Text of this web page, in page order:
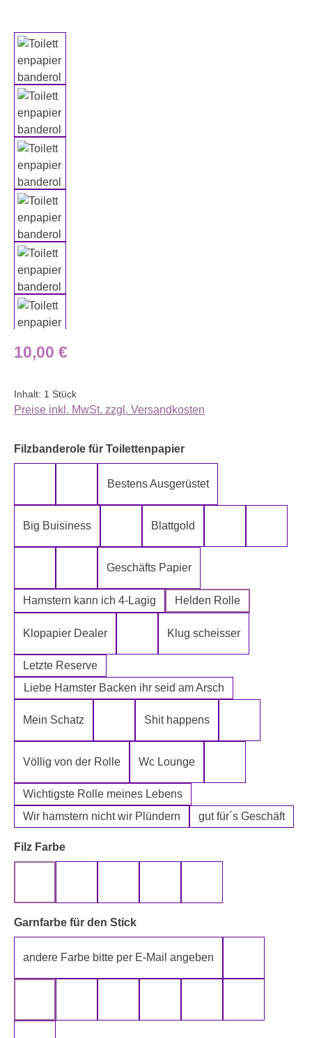
Regulärer Preis:
10,00 €
Inhalt: 1 Stück
Preise inkl. MwSt. zzgl. Versandkosten
Filzbanderole für Toilettenpapierauswählen
5-Lagig ich kann´s mir leisten
Alter spielt keine Rolle
Bestens Ausgerüstet
Big Buisiness
Bitte bleiben sie während der
Blattgold
Fugen Reiniger
Fürn Arsch
Geschäfts Papier
Hamstern kann ich 4-Lagig Helden Rolle
Klopapier Dealer
Klopapier Mafia
Klug scheisser
Letzte Reserve
Liebe Hamster Backen ihr seid am Arsch
Mein Schatz
Psssst Hamster Ware
Shit happens
Völlig von der Rolle Wc Lounge
Wichtigste Rolle meines Lebens
Wir hamstern nicht wir Plündern
gut für´s Geschäft
Filz Farbeauswählen
Garnfarbe für den Stickauswählen
andere Farbe bitte per E-Mail angeben